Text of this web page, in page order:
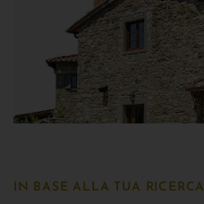
IN BASE ALLA TUA RICERCA